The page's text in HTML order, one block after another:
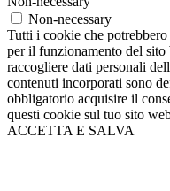
Non-necessary
Tutti i cookie che potrebbero
per il funzionamento del
raccogliere dati personali
contenuti incorporati sono
obbligatorio acquisire il
questi cookie sul tuo sito
ACCETTA E SALVA